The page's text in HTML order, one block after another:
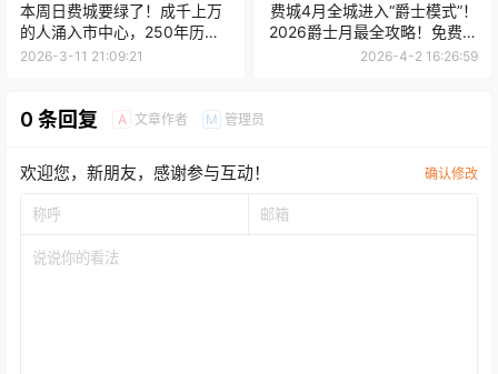
本周日费城要绿了！成千上万
的人涌入市中心，250年历史
大游行最全攻略
2026-3-11 21:09:21
费城4月全城进入“爵士模式”！
2026爵士月最全攻略！免费活
动+时间地点
2026-4-2 16:26:59
0 条回复 A 文章作者 M 管理员
欢迎您，新朋友，感谢参与互动！ 确认修改